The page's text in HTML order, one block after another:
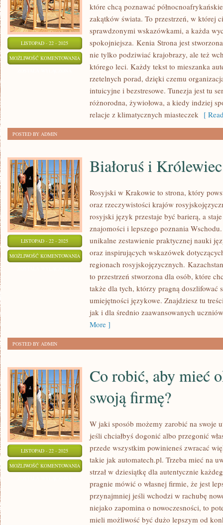
LISTOPAD - 22 - 2025
MOŻLIWOŚĆ KOMENTOWANIA IZRAEL
BOŚNIA
HERCEGOWINA
które chcą poznawać
zakątków świata. To przestrzeń, w której
sprawdzonymi wskazówkami, a każda
spokojniejsza. Kenia Strona jest
nie tylko podziwiać krajobrazy, ale też
którego leci. Każdy tekst to mieszanka
rzetelnych porad, dzięki czemu
intuicyjne i bezstresowe. Tunezja jest tu
różnorodna, żywiołowa, a kiedy indziej
relacje z klimatycznych miasteczek [
POSTED BY ADMIN
LISTOPAD - 22 - 2025
MOŻLIWOŚĆ KOMENTOWANIA BIAŁORUŚ
KRÓLEWIEC
Białoruś i Królewiec
Rosyjski w Krakowie to strona, który
oraz rzeczywistości krajów
rosyjski język przestaje być barierą, a
znajomości i lepszego poznania
unikalne zestawienie praktycznej nauki
oraz inspirujących wskazówek
regionach rosyjskojęzycznych.
to przestrzeń stworzona dla osób, które
także dla tych, którzy pragną doszlifować
umiejętności językowe. Znajdziesz tu
jak i dla średnio zaawansowanych
More ]
POSTED BY ADMIN
LISTOPAD - 22 - 2025
MOŻLIWOŚĆ KOMENTOWANIA
Co robić, aby mieć
swoją firmę?
W jaki sposób możemy zarobić na swoje
jeśli chciałbyś dogonić albo przegonić
przede wszystkim powinieneś zwracać
takie jak automatech.pl. Trzeba mieć na
strzał w dziesiątkę dla autentycznie
pragnie mówić o własnej firmie, że jest
przynajmniej jeśli wchodzi w rachubę
niejako zapomina o nowoczesności, to
mieli możliwość być dużo lepszym od